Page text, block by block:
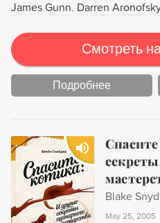
знаменитом труде
Позже практическое
для коллег, превратилось в
который не только входит в
будущих писателей и
не теряет лидирующего
между мифом и
рассказывания истории,
опасностях путешествия в
вооружает полезными
умелого мастера
James Gunn Darren
Смотреть
Подробнее
Blake
May 25, 2005